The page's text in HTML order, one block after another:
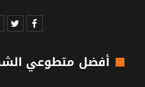
أفضل متطوعي